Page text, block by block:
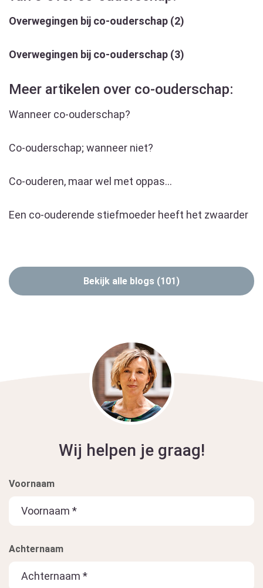
Overwegingen bij co-ouderschap (2)
Overwegingen bij co-ouderschap (3)
Meer artikelen over co-ouderschap:
Wanneer co-ouderschap?
Co-ouderschap; wanneer niet?
Co-ouderen, maar wel met oppas…
Een co-ouderende stiefmoeder heeft het zwaarder
Bekijk alle blogs (101)
Wij helpen je graag!
Voornaam
Achternaam